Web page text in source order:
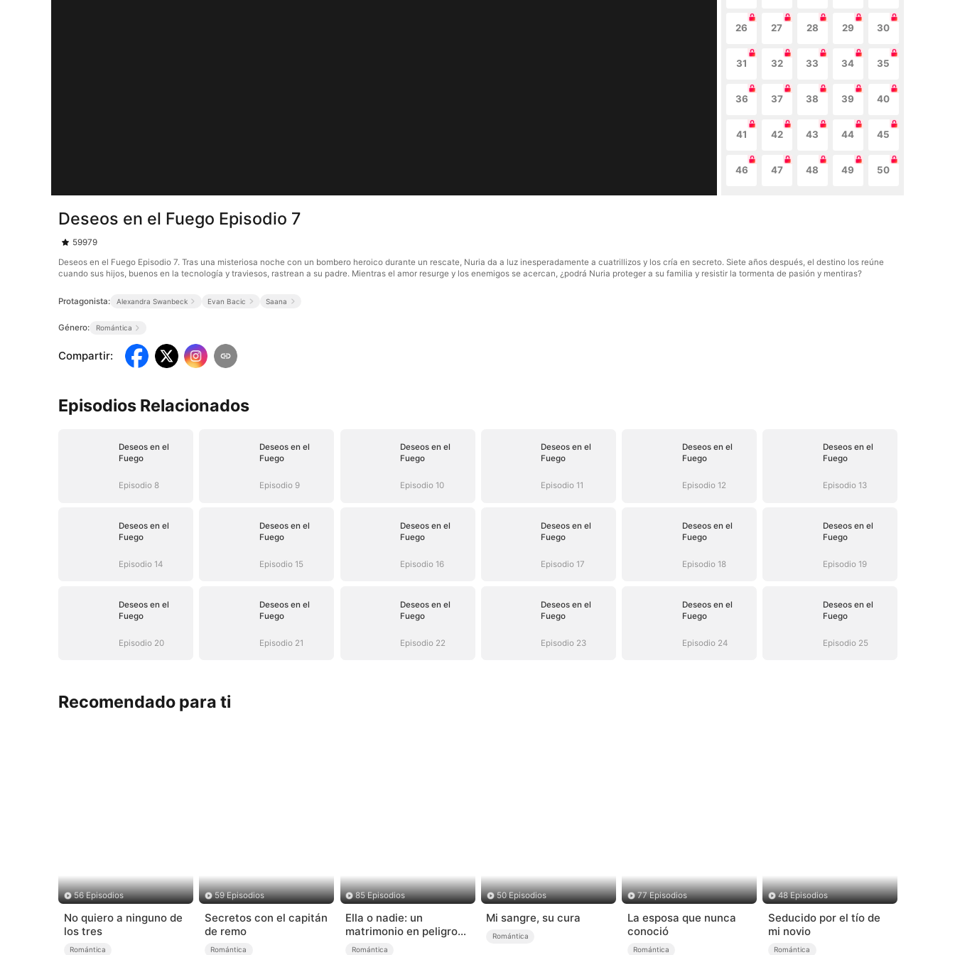
26 27 28 29 30
31 32 33 34 35
36 37 38 39 40
41 42 43 44 45
46 47 48 49 50
Deseos en el Fuego Episodio 7
59979
Deseos en el Fuego Episodio 7. Tras una misteriosa noche con un bombero heroico durante un rescate, Nuria da a luz inesperadamente a cuatrillizos y los cría en secreto. Siete años después, el destino los reúne
cuando sus hijos, buenos en la tecnología y traviesos, rastrean a su padre. Mientras el amor resurge y los enemigos se acercan, ¿podrá Nuria proteger a su familia y resistir la tormenta de pasión y mentiras?
Protagonista: Alexandra Swanbeck Evan Bacic Saana
Género: Romántica
Compartir:
Episodios Relacionados
Deseos en el
Fuego
Episodio 8
Deseos en el
Fuego
Episodio 9
Deseos en el
Fuego
Episodio 10
Deseos en el
Fuego
Episodio 11
Deseos en el
Fuego
Episodio 12
Deseos en el
Fuego
Episodio 13
Deseos en el
Fuego
Episodio 14
Deseos en el
Fuego
Episodio 15
Deseos en el
Fuego
Episodio 16
Deseos en el
Fuego
Episodio 17
Deseos en el
Fuego
Episodio 18
Deseos en el
Fuego
Episodio 19
Deseos en el
Fuego
Episodio 20
Deseos en el
Fuego
Episodio 21
Deseos en el
Fuego
Episodio 22
Deseos en el
Fuego
Episodio 23
Deseos en el
Fuego
Episodio 24
Deseos en el
Fuego
Episodio 25
Recomendado para ti
56 Episodios
No quiero a ninguno de
los tres
Romántica
59 Episodios
Secretos con el capitán
de remo
Romántica
85 Episodios
Ella o nadie: un
matrimonio en peligro
(Doblado)
Romántica
50 Episodios
Mi sangre, su cura
Romántica
77 Episodios
La esposa que nunca
conoció
Romántica
48 Episodios
Seducido por el tío de
mi novio
Romántica